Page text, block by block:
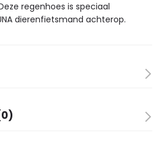
regenhoes is speciaal
dierenfietsmand achterop.